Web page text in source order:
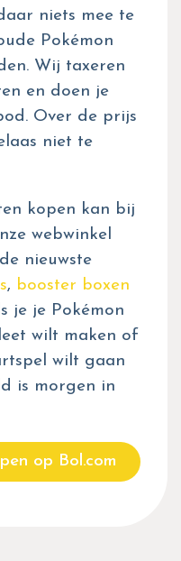
niets mee te
Pokémon
Wij taxeren
en doen je
Over de prijs
niet te
kopen kan bij
webwinkel
nieuwste
, booster boxen
je je Pokémon
wilt maken of
wilt gaan
is morgen in
op Bol.com